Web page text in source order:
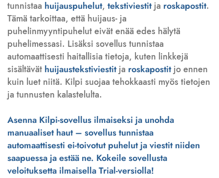
tunnistaa huijauspuhelut, tekstiviestitja roskapostit.
Tämä tarkoittaa, että huijaus- ja
puhelinmyyntipuhelut eivät enää edes hälytä
puhelimessasi. Lisäksi sovellus tunnistaa
automaattisesti haitallisia tietoja, kuten linkkejä
sisältävät huijaustekstiviestitja roskapostitjo ennen
kuin luet niitä. Kilpi suojaa tehokkaasti myös tietojen
ja tunnusten kalastelulta.
Asenna Kilpi-sovellus ilmaiseksi ja unohda
manuaaliset haut – sovellus tunnistaa
automaattisesti ei-toivotut puhelut ja viestit niiden
saapuessa ja estää ne. Kokeile sovellusta
veloituksetta ilmaisella Trial-versiolla!